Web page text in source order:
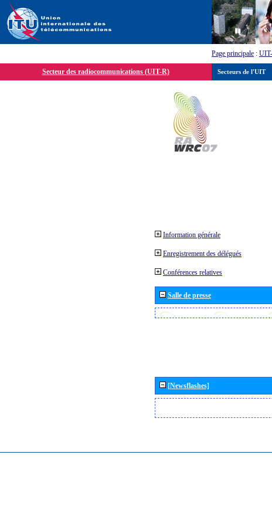
Page principale :
Secteur des radiocommunications (UIT-R)
Information générale
Enregistrement des délégués
Conférences relatives
Salle de presse
[Newsflashes]
Secteurs de l'UIT